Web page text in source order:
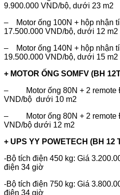
9.900.000 VND/bộ, dưới 23 m2
– Motor ống 100N + hộp nhận
17.500.000 VND/bộ, dưới 12 m2
– Motor ống 140N + hộp nhận
19.500.000 VND/bộ, dưới 15 m2
+ MOTOR ỐNG SOMFV (BH
– Motor ống 80N + 2 remote
VND/bộ dưới 10 m2
– Motor ống 80N + 2 remote
VND/bộ dưới 12 m2
+ UPS YY POWETECH (BH 12
-Bộ tích điện 450 kg: Giá
điện 34 giờ
-Bộ tích điện 750 kg: Giá
điện 34 giờ